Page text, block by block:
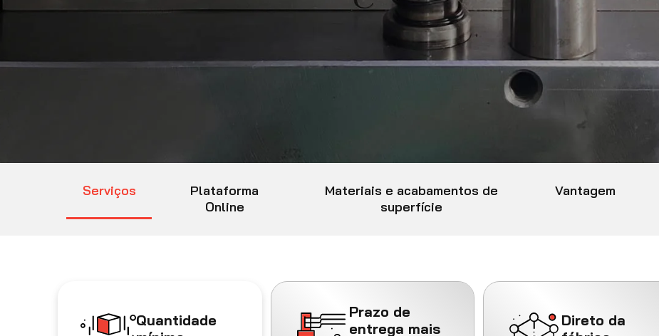
Serviços
Plataforma
Online
Materiais e acabamentos de
superfície
Vantagem
Quantidade
Prazo de
entrega mais
Direto da